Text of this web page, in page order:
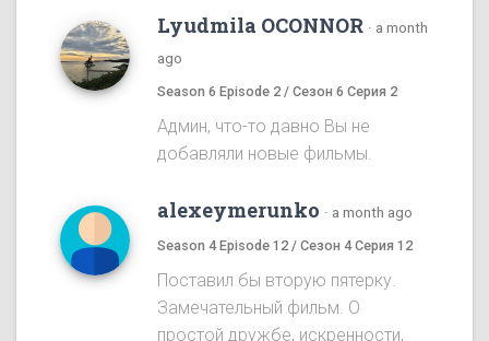
Lyudmila OCONNOR · a month
ago
Season 6 Episode 2 / Сезон 6 Серия 2
Админ, что-то давно Вы не
добавляли новые фильмы.
alexeymerunko · a month ago
Season 4 Episode 12 / Сезон 4 Серия 12
Поставил бы вторую пятерку.
Замечательный фильм. О
простой дружбе, искренности,